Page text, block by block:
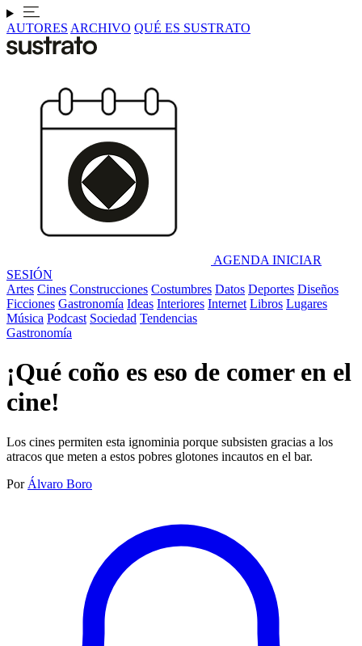
AUTORES ARCHIVO QUÉ ES SUSTRATO
AGENDA INICIAR
SESIÓN
Artes Cines Construcciones Costumbres Datos Deportes Diseños
Ficciones Gastronomía Ideas Interiores Internet Libros Lugares
Música Podcast Sociedad Tendencias
Gastronomía
¡Qué coño es eso de comer en el
cine!
Los cines permiten esta ignominia porque subsisten gracias a los
atracos que meten a estos pobres glotones incautos en el bar.
Por Álvaro Boro